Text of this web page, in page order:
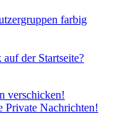
farbig
der Startseite?
verschicken!
Private Nachrichten!